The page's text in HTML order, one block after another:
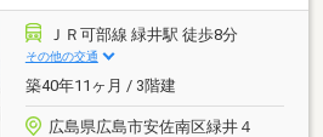
ＪＲ可部線 緑井駅 徒歩8分
その他の交通
築40年11ヶ月 / 3階建
広島県広島市安佐南区緑井４